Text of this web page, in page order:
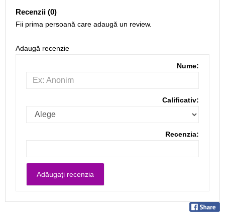
Recenzii (0)
Fii prima persoană care adaugă un review.
Adaugă recenzie
Nume:
Calificativ:
Recenzia: